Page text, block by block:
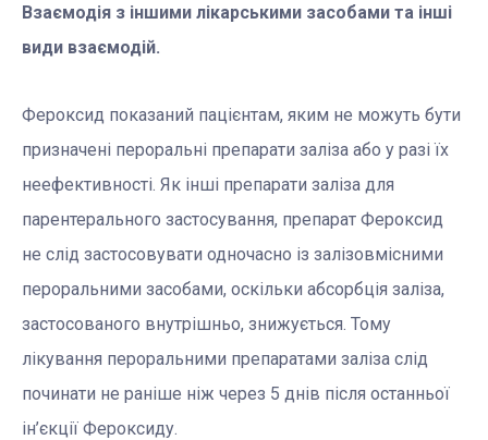
Взаємодія з іншими лікарськими засобами та інші
види взаємодій.
Фероксид показаний пацієнтам, яким не можуть бути
призначені пероральні препарати заліза або у разі їх
неефективності. Як інші препарати заліза для
парентерального застосування, препарат Фероксид
не слід застосовувати одночасно із залізовмісними
пероральними засобами, оскільки абсорбція заліза,
застосованого внутрішньо, знижується. Тому
лікування пероральними препаратами заліза слід
починати не раніше ніж через 5 днів після останньої
ін’єкції Фероксиду.